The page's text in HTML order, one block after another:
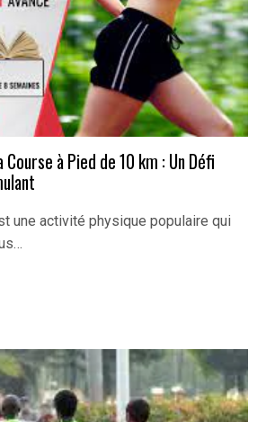
à Pied de 10 km : Un Défi
une activité physique populaire qui